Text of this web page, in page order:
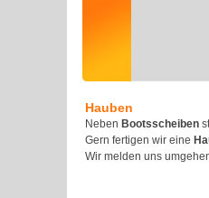
Hauben
Neben Bootsscheiben
Gern fertigen wir eine
Wir melden uns